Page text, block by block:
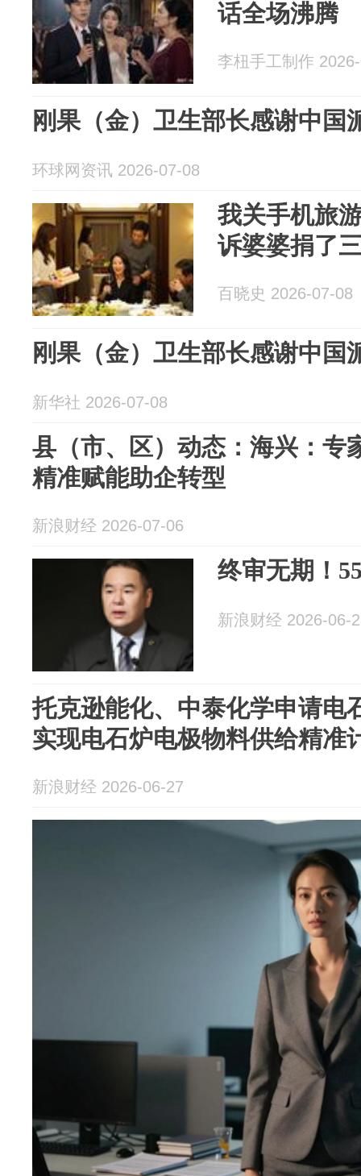
话全场沸腾
李杻手工制作
刚果（金）卫生部长感谢中国
环球网资讯 2026-07-08
我关手机旅
诉婆婆捐了
百晓史 2026-07-08
刚果（金）卫生部长感谢中国
新华社 2026-07-08
县（市、区）动态：海兴：专
精准赋能助企转型
新浪财经 2026-07-06
终审无期！
新浪财经 2026-06-
托克逊能化、中泰化学申请电
实现电石炉电极物料供给精准
新浪财经 2026-06-27